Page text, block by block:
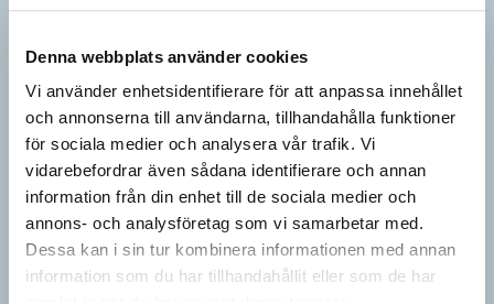
Denna webbplats använder cookies
Vi använder enhetsidentifierare för att anpassa innehållet
och annonserna till användarna, tillhandahålla funktioner
för sociala medier och analysera vår trafik. Vi
vidarebefordrar även sådana identifierare och annan
information från din enhet till de sociala medier och
annons- och analysföretag som vi samarbetar med.
Dessa kan i sin tur kombinera informationen med annan
information som du har tillhandahållit eller som de har
ARTIKLAR
När det handlar om stora grupper av människor används i regel
maskulina pluralformer i franskan. Men när sådana ­former
ersätts av dubbel­former som les étudiantes…